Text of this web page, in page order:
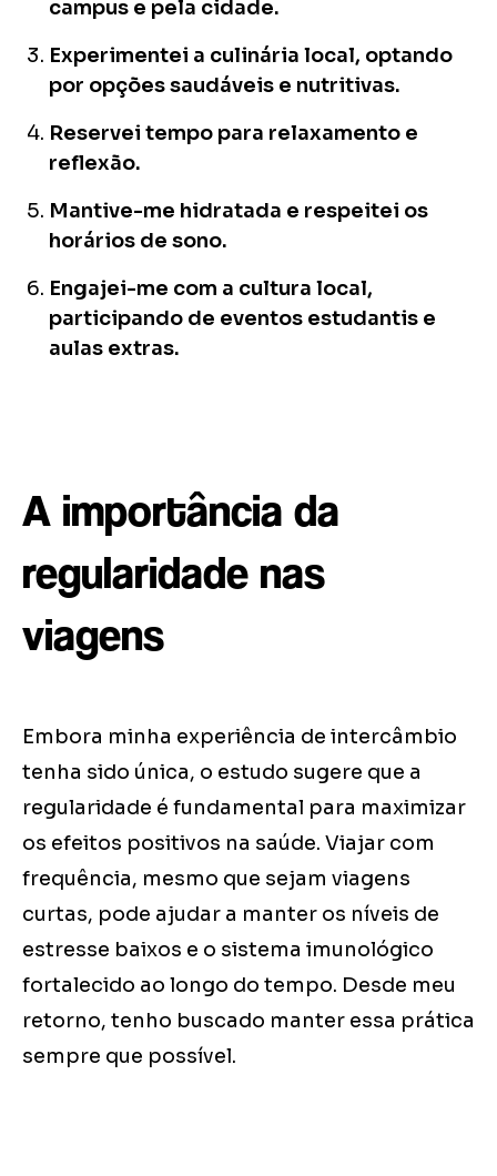
campus e pela cidade.
Experimentei a culinária local, optando
por opções saudáveis e nutritivas.
Reservei tempo para relaxamento e
reflexão.
Mantive-me hidratada e respeitei os
horários de sono.
Engajei-me com a cultura local,
participando de eventos estudantis e
aulas extras.
A importância da
regularidade nas
viagens
Embora minha experiência de intercâmbio
tenha sido única, o estudo sugere que a
regularidade é fundamental para maximizar
os efeitos positivos na saúde. Viajar com
frequência, mesmo que sejam viagens
curtas, pode ajudar a manter os níveis de
estresse baixos e o sistema imunológico
fortalecido ao longo do tempo. Desde meu
retorno, tenho buscado manter essa prática
sempre que possível.